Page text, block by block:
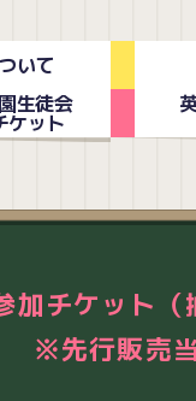
いて
生徒会
ケット
加チケット
※先行販売